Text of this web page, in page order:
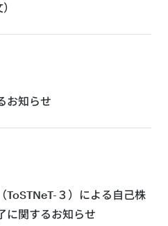
お知らせ
ToSTNeT-３）による自己株
に関するお知らせ